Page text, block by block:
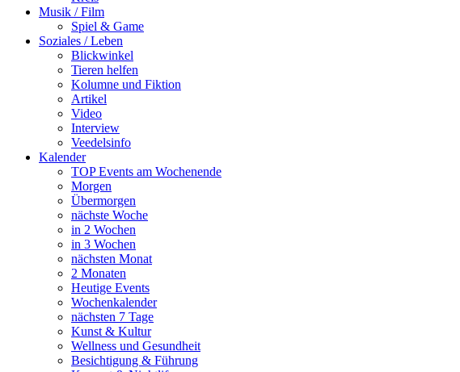
Musik / Film
Spiel & Game
Soziales / Leben
Blickwinkel
Tieren helfen
Kolumne und Fiktion
Artikel
Video
Interview
Veedelsinfo
Kalender
TOP Events am Wochenende
Morgen
Übermorgen
nächste Woche
in 2 Wochen
in 3 Wochen
nächsten Monat
2 Monaten
Heutige Events
Wochenkalender
nächsten 7 Tage
Kunst & Kultur
Wellness und Gesundheit
Besichtigung & Führung